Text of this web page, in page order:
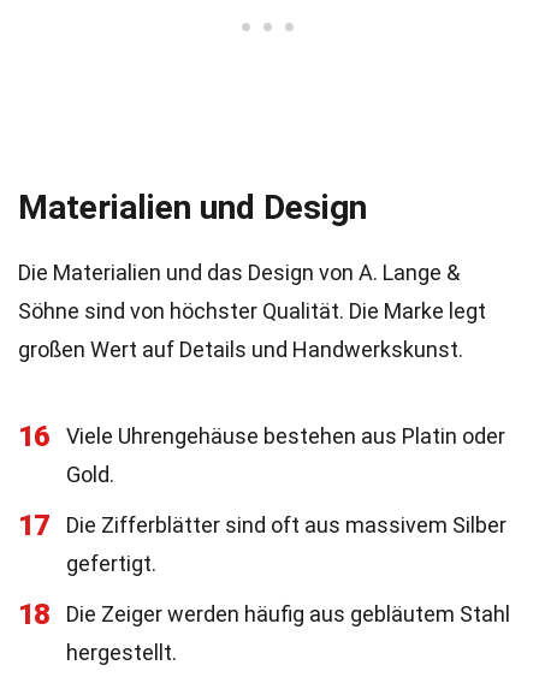
Materialien und Design
Die Materialien und das Design von A. Lange &
Söhne sind von höchster Qualität. Die Marke legt
großen Wert auf Details und Handwerkskunst.
16
Viele Uhrengehäuse bestehen aus Platin oder
Gold.
17
Die Zifferblätter sind oft aus massivem Silber
gefertigt.
18
Die Zeiger werden häufig aus gebläutem Stahl
hergestellt.